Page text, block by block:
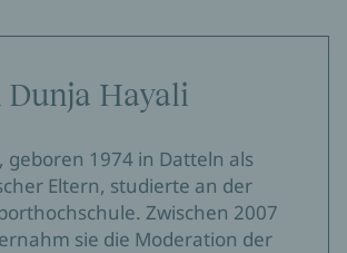
Hayali
geboren 1974 in Datteln als
Eltern, studierte an der
Zwischen 2007
sie die Moderation der